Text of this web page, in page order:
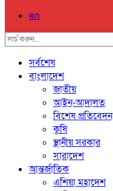
en
সর্বশেষ
বাংলাদেশ
জাতীয়
আইন-আদালত
বিশেষ প্রতিবেদন
কৃষি
স্থানীয় সরকার
সারাদেশ
আন্তর্জাতিক
এশিয়া মহাদেশ